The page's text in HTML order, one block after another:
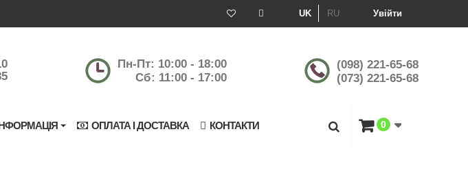
Увійти
UK RU
Пн-Пт: 10:00 - 18:00
Сб: 11:00 - 17:00
(098) 221-65-68
(073) 221-65-68
ОПЛАТА І ДОСТАВКА КОНТАКТИ 0